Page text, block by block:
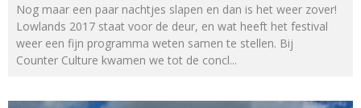
Nog maar een paar nachtjes slapen en dan is het weer zover!
Lowlands 2017 staat voor de deur, en wat heeft het festival
weer een fijn programma weten samen te stellen. Bij
Counter Culture kwamen we tot de concl...